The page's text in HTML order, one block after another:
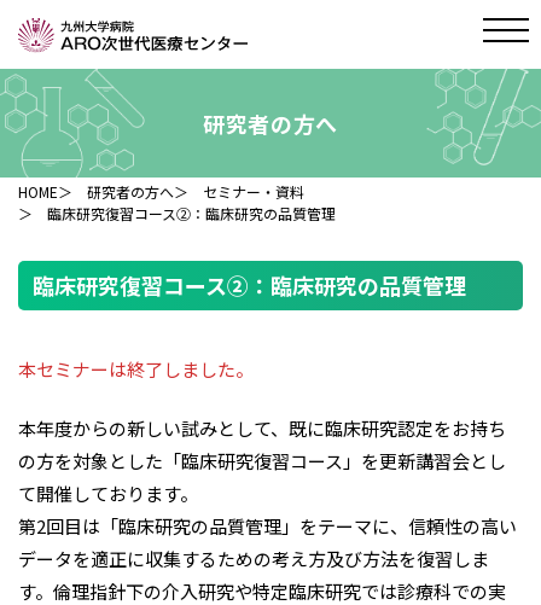
研究者の方へ
HOME＞ 研究者の方へ＞ セミナー・資料
＞ 臨床研究復習コース②：臨床研究の品質管理
臨床研究復習コース②：臨床研究の品質管理
本セミナーは終了しました。
本年度からの新しい試みとして、既に臨床研究認定をお持ち
の方を対象とした「臨床研究復習コース」を更新講習会とし
て開催しております。
第2回目は「臨床研究の品質管理」をテーマに、信頼性の高い
データを適正に収集するための考え方及び方法を復習しま
す。倫理指針下の介入研究や特定臨床研究では診療科での実